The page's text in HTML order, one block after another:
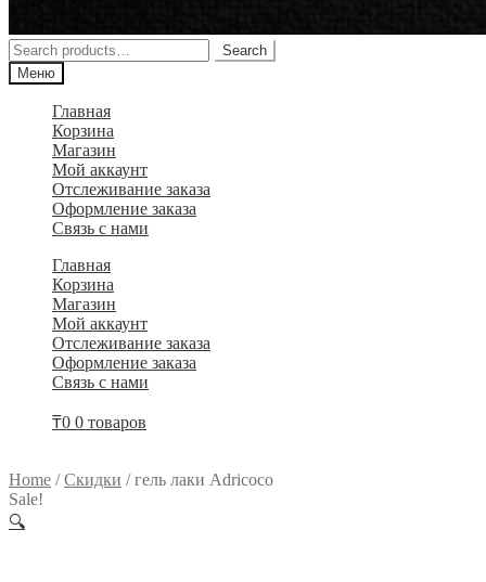
Search
for:
Search
Меню
Главная
Корзина
Магазин
Мой аккаунт
Отслеживание заказа
Оформление заказа
Связь с нами
Главная
Корзина
Магазин
Мой аккаунт
Отслеживание заказа
Оформление заказа
Связь с нами
₸0 0 товаров
Home /Скидки /гель лаки Adricoco
Sale!
🔍